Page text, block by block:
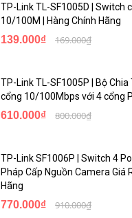
TP-Link TL-SF1005D | Switch
10/100M | Hàng Chính Hãng
139.000₫ 169.000₫
TP-Link TL-SF1005P | Bộ Chia
cổng 10/100Mbps với 4 cổng
610.000₫ 800.000₫
TP-Link SF1006P | Switch 4
Pháp Cấp Nguồn Camera Giá
Hãng
770.000₫ 910.000₫